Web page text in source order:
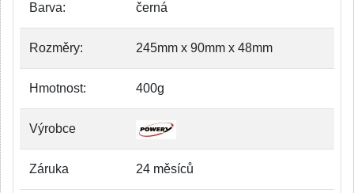
Barva: černá
Rozměry: 245mm x 90mm x 48mm
Hmotnost: 400g
Výrobce
Záruka 24 měsíců